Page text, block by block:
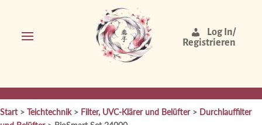
Log In/
Registrieren
Start> Teichtechnik> Filter, UVC-Klärer und Belüfter> Durchlauffilter